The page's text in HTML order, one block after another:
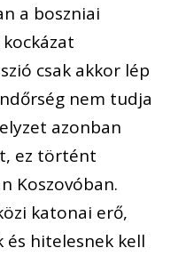
a boszniai
csak akkor lép
nem tudja
azonban
ez történt
Koszovóban.
katonai erő,
hitelesnek kell